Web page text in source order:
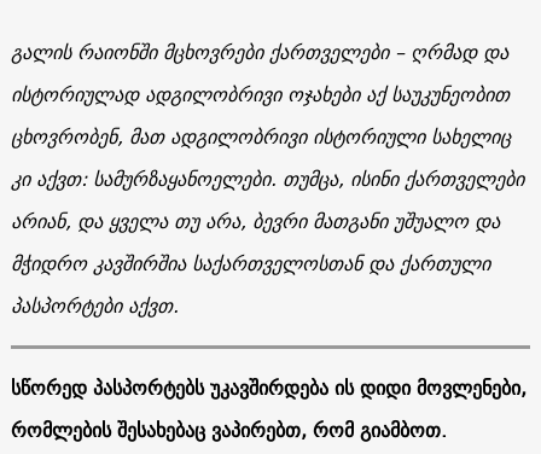
გალის რაიონში მცხოვრები ქართველები – ღრმად და
ისტორიულად ადგილობრივი ოჯახები აქ საუკუნეობით
ცხოვრობენ, მათ ადგილობრივი ისტორიული სახელიც
კი აქვთ: სამურზაყანოელები. თუმცა, ისინი ქართველები
არიან, და ყველა თუ არა, ბევრი მათგანი უშუალო და
მჭიდრო კავშირშია საქართველოსთან და ქართული
პასპორტები აქვთ.
სწორედ პასპორტებს უკავშირდება ის დიდი მოვლენები,
რომლების შესახებაც ვაპირებთ, რომ გიამბოთ.